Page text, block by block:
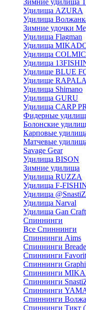
Зимние удилища
Удилища AZURA
Удилища
Зимние удочки
Удилища Flagman
Удилища
Удилища COLMIC
Удилища
Удилище BLUE
Удилище RAPALA
Удилища Shimano
Удилища GURU
Удилища CARP
Фидерные
Болонские
Карповые
Матчевые
Savage Gear
Удилища BISON
Зимние удилища
Удилища RUZZA
Удилища F-
Удилища
Удилища Narval
Удилища Gan Craft
Спиннинги
Все Спиннинги
Спиннинги Aims
Спиннинги
Спиннинги
Спиннинги
Спиннинги
Спиннинги
Спиннинги
Спиннинги
Спиннинги Тикт